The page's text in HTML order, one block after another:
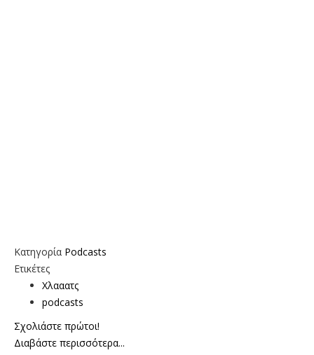
Κατηγορία Podcasts
Ετικέτες
Χλααατς
podcasts
Σχολιάστε πρώτοι!
Διαβάστε περισσότερα...